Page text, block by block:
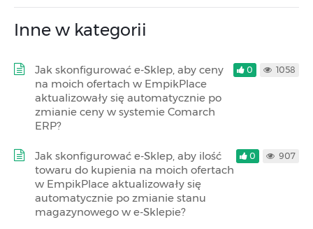
Inne w kategorii
Jak skonfigurować e-Sklep, aby ceny
na moich ofertach w EmpikPlace
aktualizowały się automatycznie po
zmianie ceny w systemie Comarch
ERP?
0 1058
Jak skonfigurować e-Sklep, aby ilość
towaru do kupienia na moich ofertach
w EmpikPlace aktualizowały się
automatycznie po zmianie stanu
magazynowego w e-Sklepie?
0 907